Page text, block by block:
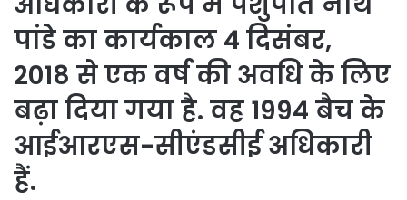
पांडे का कार्यकाल 4 दिसंबर,
2018 से एक वर्ष की अवधि के लिए
बढ़ा दिया गया है. वह 1994 बैच के
आईआरएस-सीएंडसीई अधिकारी
हैं.